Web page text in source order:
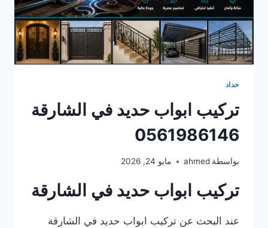
حداد
تركيب ابواب حديد في الشارقة
0561986146
بواسطة ahmed مايو 24, 2026
تركيب ابواب حديد في الشارقة
عند البحث عن تركيب ابواب حديد في الشارقة